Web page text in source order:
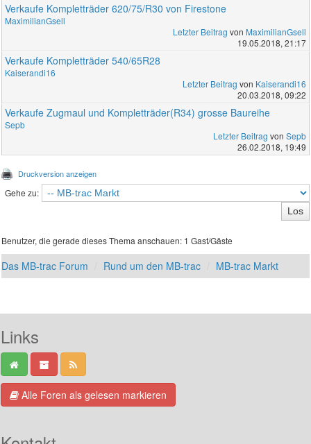
Verkaufe Kompletträder 620/75/R30 von Firestone
MaximilianGsell
Letzter Beitrag von MaximilianGsell
19.05.2018, 21:17
Verkaufe Kompletträder 540/65R28
Kaiserandi16
Letzter Beitrag von Kaiserandi16
20.03.2018, 09:22
Verkaufe Zugmaul und Kompletträder(R34) grosse Baureihe
Sepb
Letzter Beitrag von Sepb
26.02.2018, 19:49
Druckversion anzeigen
Gehe zu:
Benutzer, die gerade dieses Thema anschauen: 1 Gast/Gäste
Das MB-trac Forum Rund um den MB-trac MB-trac Markt
Links
Alle Foren als gelesen markieren